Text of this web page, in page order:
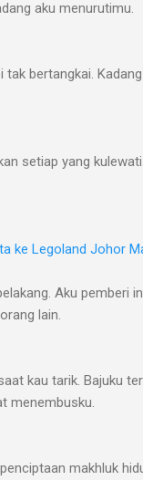
aku menurutimu.
tak bertangkai.
setiap yang
ke Legoland Johor
Aku pemberi
lain.
kau tarik. Bajuku
menembusku.
makhluk